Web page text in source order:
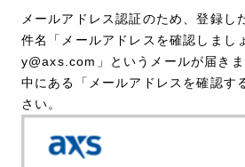
メールアドレス認証のため、登録し
件名「メールアドレスを確認しまし
y@axs.com」というメールが届き
中にある「メールアドレスを確認す
さい。